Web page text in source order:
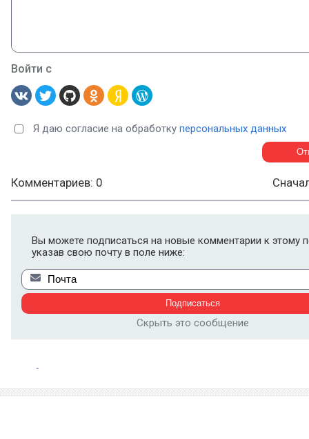
Войти с
Я даю согласие на обработку персональных данных
Комментариев: 0
Вы можете подписаться на новые комментарии к этому
указав свою почту в поле ниже:
Скрыть это сообщение